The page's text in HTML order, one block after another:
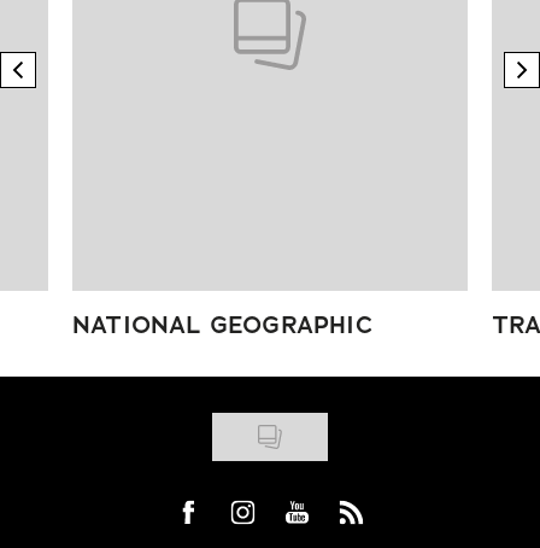
previous element
NATIONAL GEOGRAPHIC
Visit us on Facebook
Visit us on Instagram
Visit us on Youtube
Visit us on Rss